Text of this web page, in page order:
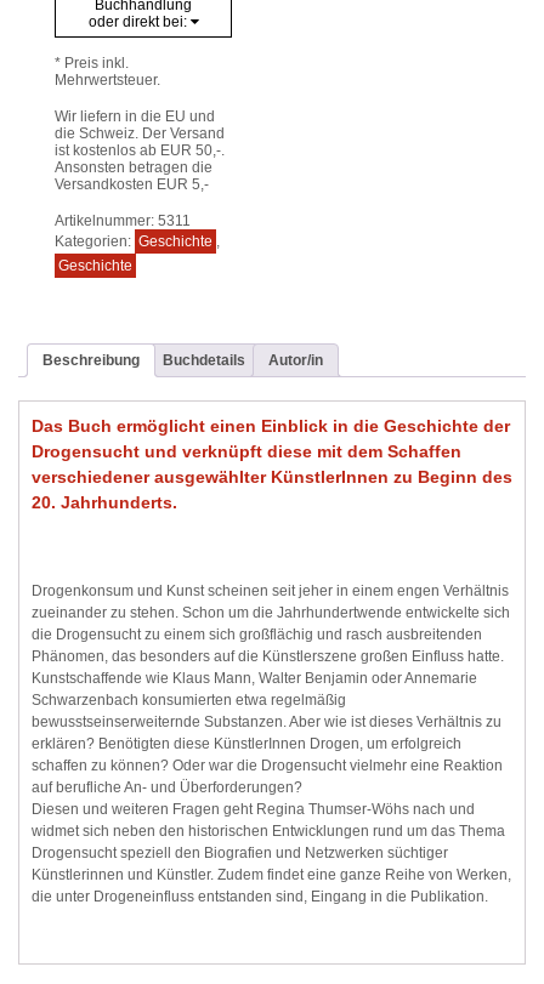
Buchhandlung
oder direkt bei:
* Preis inkl.
Mehrwertsteuer.
Wir liefern in die EU und
die Schweiz. Der Versand
ist kostenlos ab EUR 50,-.
Ansonsten betragen die
Versandkosten EUR 5,-
Artikelnummer: 5311
Kategorien: Geschichte ,
Geschichte
Beschreibung Buchdetails Autor/in
Das Buch ermöglicht einen Einblick in die Geschichte der
Drogensucht und verknüpft diese mit dem Schaffen
verschiedener ausgewählter KünstlerInnen zu Beginn des
20. Jahrhunderts.
Drogenkonsum und Kunst scheinen seit jeher in einem engen Verhältnis
zueinander zu stehen. Schon um die Jahrhundertwende entwickelte sich
die Drogensucht zu einem sich großflächig und rasch ausbreitenden
Phänomen, das besonders auf die Künstlerszene großen Einfluss hatte.
Kunstschaffende wie Klaus Mann, Walter Benjamin oder Annemarie
Schwarzenbach konsumierten etwa regelmäßig
bewusstseinserweiternde Substanzen. Aber wie ist dieses Verhältnis zu
erklären? Benötigten diese KünstlerInnen Drogen, um erfolgreich
schaffen zu können? Oder war die Drogensucht vielmehr eine Reaktion
auf berufliche An- und Überforderungen?
Diesen und weiteren Fragen geht Regina Thumser-Wöhs nach und
widmet sich neben den historischen Entwicklungen rund um das Thema
Drogensucht speziell den Biografien und Netzwerken süchtiger
Künstlerinnen und Künstler. Zudem findet eine ganze Reihe von Werken,
die unter Drogeneinfluss entstanden sind, Eingang in die Publikation.